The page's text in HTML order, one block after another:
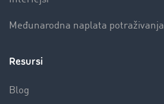
Međunarodna naplata potraživanja
Resursi
Blog